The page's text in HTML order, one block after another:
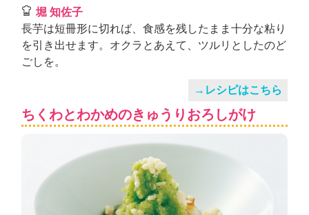
堀 知佐子
長芋は短冊形に切れば、食感を残したまま十分な粘り
を引き出せます。オクラとあえて、ツルリとしたのど
ごしを。
→レシピはこちら
ちくわとわかめのきゅうりおろしがけ